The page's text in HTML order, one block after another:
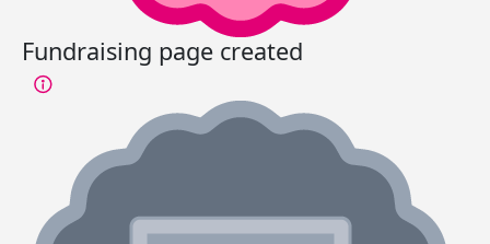
Fundraising page created